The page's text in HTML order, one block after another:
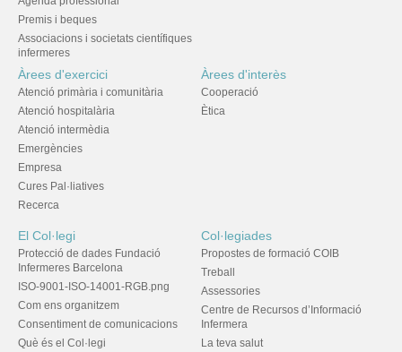
Premis i beques
Associacions i societats científiques
infermeres
Àrees d'exercici
Atenció primària i comunitària
Atenció hospitalària
Atenció intermèdia
Emergències
Empresa
Cures Pal·liatives
Recerca
Àrees d'interès
Cooperació
Ètica
El Col·legi
Protecció de dades Fundació
Infermeres Barcelona
ISO-9001-ISO-14001-RGB.png
Com ens organitzem
Consentiment de comunicacions
Què és el Col·legi
Col·legiades
Propostes de formació COIB
Treball
Assessories
Centre de Recursos d’Informació
Infermera
La teva salut